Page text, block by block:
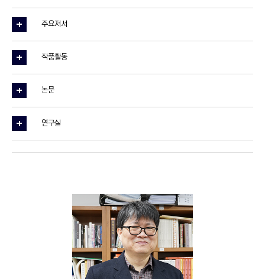
주요저서
작품활동
논문
연구실